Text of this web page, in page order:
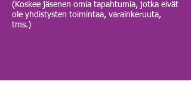
( Koskee jäsenen omia tapahtumia, jotka eivät
ole yhdistysten toimintaa, varainkeruuta,
tms. )